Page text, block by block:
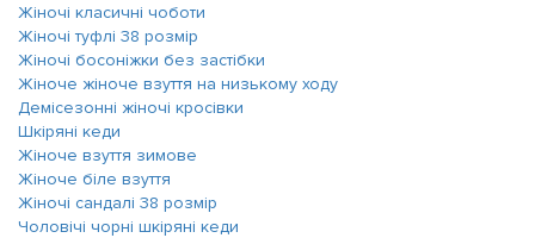
Жіночі класичні чоботи
Жіночі туфлі 38 розмір
Жіночі босоніжки без застібки
Жіноче жіноче взуття на низькому ходу
Демісезонні жіночі кросівки
Шкіряні кеди
Жіноче взуття зимове
Жіноче біле взуття
Жіночі сандалі 38 розмір
Чоловічі чорні шкіряні кеди